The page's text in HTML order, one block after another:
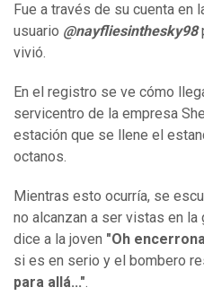
Fue a través de su cuenta en
usuario @nayfliesinthesky98
vivió.
En el registro se ve cómo
servicentro de la empresa
estación que se llene el
octanos.
Mientras esto ocurría, se
no alcanzan a ser vistas en la
dice a la joven "Oh
si es en serio y el bombero
para allá...".